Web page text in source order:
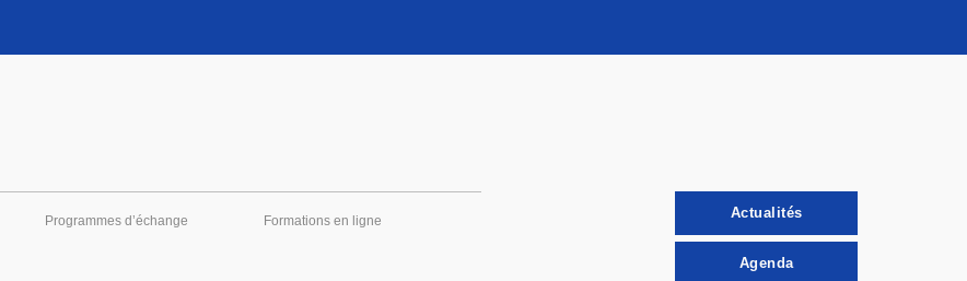
Programmes d’échange Formations en ligne Actualités
Agenda